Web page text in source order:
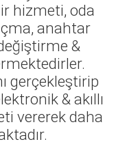
hizmeti, oda
anahtar
&
gerçekleştirip
& akıllı
vererek daha